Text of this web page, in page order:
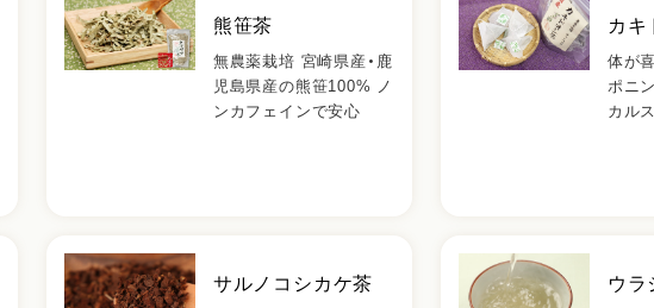
熊笹茶
無農薬栽培 宮崎県産・鹿
児島県産の熊笹100% ノ
ンカフェインで安心
カキ
体が
ポニ
カル
サルノコシカケ茶 ウラ